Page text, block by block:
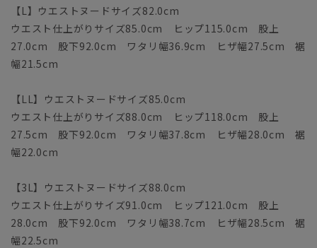
【L】ウエストヌードサイズ82.0cm
ウエスト仕上がりサイズ85.0cm ヒップ115.0cm 股上
27.0cm 股下92.0cm ワタリ幅36.9cm ヒザ幅27.5cm 裾
幅21.5cm
【LL】ウエストヌードサイズ85.0cm
ウエスト仕上がりサイズ88.0cm ヒップ118.0cm 股上
27.5cm 股下92.0cm ワタリ幅37.8cm ヒザ幅28.0cm 裾
幅22.0cm
【3L】ウエストヌードサイズ88.0cm
ウエスト仕上がりサイズ91.0cm ヒップ121.0cm 股上
28.0cm 股下92.0cm ワタリ幅38.7cm ヒザ幅28.5cm 裾
幅22.5cm